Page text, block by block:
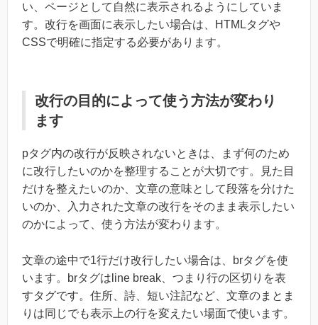
い、ページとして自然に表示されるようにしていま
す。改行を画面に表示したい場合は、HTMLタグや
CSSで明確に指定する必要があります。
改行の目的によって使う方法が変わり
ます
pタグ内の改行が反映されないときは、まず何のため
に改行したいのかを整理することが大切です。見た目
だけを整えたいのか、文章の意味として段落を分けた
いのか、入力された文章の改行をそのまま表示したい
のかによって、使う方法が変わります。
文章の途中で1行だけ改行したい場合は、brタグを使
います。brタグはline break、つまり行の区切りを表
すタグです。住所、詩、短い注記など、文章のまとま
りは同じでも表示上の行を変えたい場面で使います。